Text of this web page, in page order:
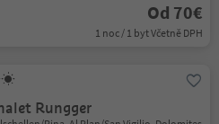
Od 70€
1 noc / 1 byt Včetně DPH
Rungger